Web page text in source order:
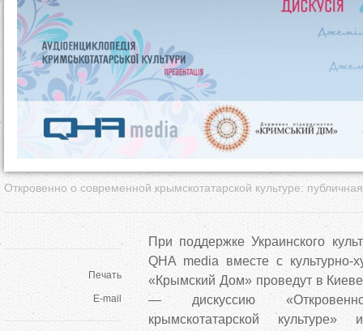
Откровенно о современной крымскотатарской культуре:
Печать
E-mail
При поддержке Украинского
QHA media вместе с культурно-
«Крымский Дом» проведут в
— дискуссию
крымскотатарской